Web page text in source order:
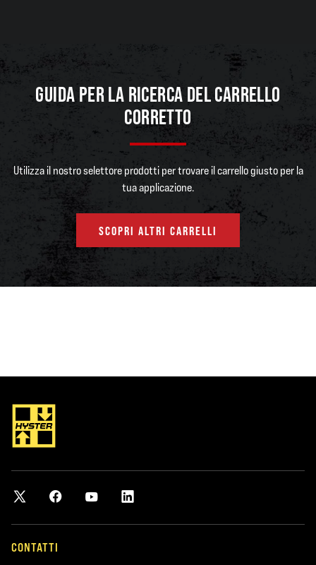
GUIDA PER LA RICERCA DEL CARRELLO
CORRETTO
Utilizza il nostro selettore prodotti per trovare il carrello giusto per la
tua applicazione.
SCOPRI ALTRI CARRELLI
CONTATTI